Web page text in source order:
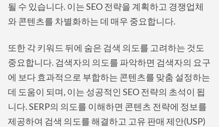
될 수 있습니다. 이는 SEO 전략을 계획하고 경쟁업체
와 콘텐츠를 차별화하는 데 매우 중요합니다.
또한 각 키워드 뒤에 숨은 검색 의도를 고려하는 것도
중요합니다. 검색자의 의도를 파악하면 검색자의 요구
에 보다 효과적으로 부합하는 콘텐츠를 맞춤 설정하는
데 도움이 되며, 이는 성공적인 SEO 전략의 초석이 됩
니다. SERP의 의도를 이해하면 콘텐츠 전략에 정보를
제공하여 검색 의도를 해결하고 고유 판매 제안(USP)